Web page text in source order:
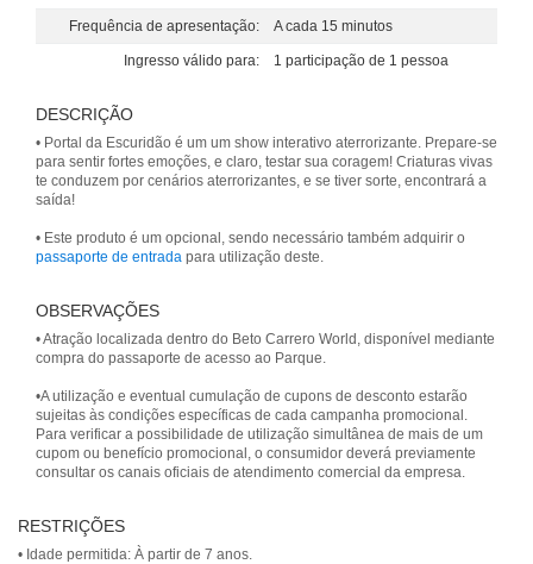
Frequência de apresentação: A cada 15 minutos
Ingresso válido para: 1 participação de 1 pessoa
DESCRIÇÃO
• Portal da Escuridão é um um show interativo aterrorizante. Prepare-se
para sentir fortes emoções, e claro, testar sua coragem! Criaturas vivas
te conduzem por cenários aterrorizantes, e se tiver sorte, encontrará a
saída!
• Este produto é um opcional, sendo necessário também adquirir o
passaporte de entrada para utilização deste.
OBSERVAÇÕES
• Atração localizada dentro do Beto Carrero World, disponível mediante
compra do passaporte de acesso ao Parque.
•A utilização e eventual cumulação de cupons de desconto estarão
sujeitas às condições específicas de cada campanha promocional.
Para verificar a possibilidade de utilização simultânea de mais de um
cupom ou benefício promocional, o consumidor deverá previamente
consultar os canais oficiais de atendimento comercial da empresa.
RESTRIÇÕES
• Idade permitida: À partir de 7 anos.